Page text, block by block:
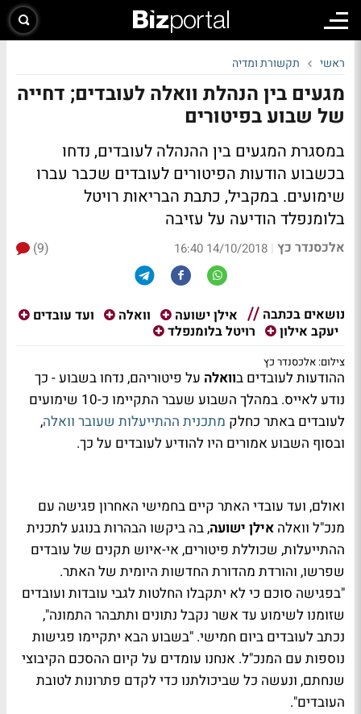
ראשי תקשורת ומדיה
מגעים בין הנהלת וואלה לעובדים; דחייה
של שבוע בפיטורים
במסגרת המגעים בין ההנהלה לעובדים, נדחו
בכשבוע הודעות הפיטורים לעובדים שכבר עברו
שימועים. במקביל, כתבת הבריאות רויטל
בלומנפלד הודיעה על עזיבה
אלכסנדר כץ |
14/10/2018 16:40
(9)
נושאים בכתבה אילן ישועה וואלה
ועד עובדים
יעקב אילון
רויטל בלומנפלד
צילום: אלכסנדר כץ
ההודעות לעובדים בוואלה על פיטוריהם, נדחו בשבוע - כך
נודע לאייס. במהלך השבוע שעבר התקיימו כ-10 שימועים
לעובדים באתר כחלק מתכנית ההתייעלות שעובר וואלה,
ובסוף השבוע אמורים היו להודיע לעובדים על כך.
ואולם, ועד עובדי האתר קיים בחמישי האחרון פגישה עם
מנכ"ל וואלה אילן ישועה, בה ביקשו הבהרות בנוגע לתכנית
ההתייעלות, שכוללת פיטורים, אי-איוש תקנים של עובדים
שפרשו, והורדת מהדורת החדשות היומית של האתר.
"בפגישה סוכם כי לא יתקבלו החלטות לגבי עובדות ועובדים
שזומנו לשימוע עד אשר נקבל נתונים ותתבהר התמונה",
נכתב לעובדים ביום חמישי. "בשבוע הבא יתקיימו פגישות
נוספות עם המנכ"ל. אנחנו עומדים על קיום ההסכם הקיבוצי
שנחתם, ונעשה כל שביכולתנו כדי לקדם פתרונות לטובת
העובדים".